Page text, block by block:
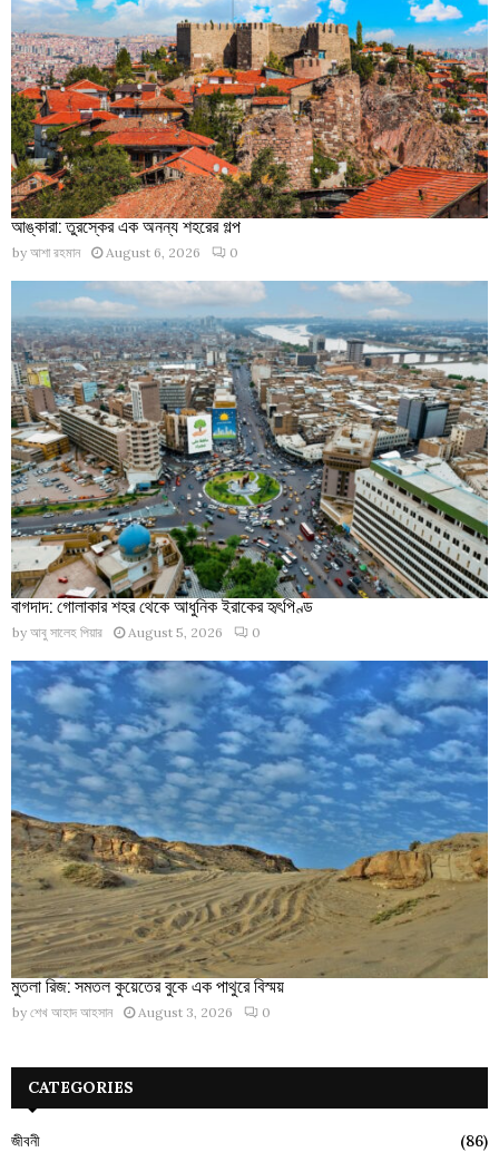
আঙ্কারা: তুরস্কের এক অনন্য শহরের গল্প
by আশা রহমান August 6, 2026 0
বাগদাদ: গোলাকার শহর থেকে আধুনিক ইরাকের হৃৎপিণ্ড
by আবু সালেহ পিয়ার August 5, 2026 0
মুতলা রিজ: সমতল কুয়েতের বুকে এক পাথুরে বিস্ময়
by শেখ আহাদ আহসান August 3, 2026 0
CATEGORIES
জীবনী
(86)